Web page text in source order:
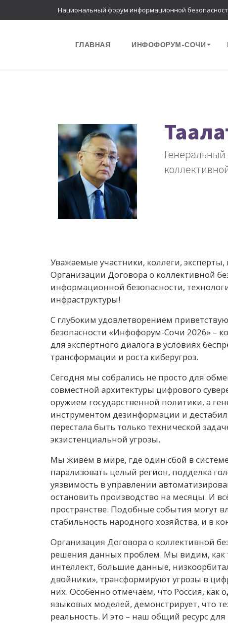
Национальный форум информационной
ГЛАВНАЯ ИНФОФОРУМ-СОЧИ
Уважаемые участники, коллеги, эксперты,
Организации Договора о коллективной
информационной безопасности,
инфраструктуры!
С глубоким удовлетворением
безопасности «Инфофорум-Сочи 2026» –
для экспертного диалога в условиях
трансформации и роста киберугроз.
Сегодня мы собрались не просто для
совместной архитектуры цифрового
оружием государственной политики, а
инструментом дезинформации и
перестала быть только технической
экзистенциальной угрозы.
Мы живём в мире, где один сбой в
парализовать целый регион, подделка
уязвимость в управлении
остановить производство на месяцы. И
пространстве. Подобные события могут
стабильность народного хозяйства, и в
Организация Договора о коллективной
решения данных проблем. Мы видим, как
интеллект, большие данные,
двойники», трансформируют угрозы в
них. Особенно отмечаем, что Россия, как
языковых моделей, демонстрирует, что
реальность. И это – наш общий ресурс